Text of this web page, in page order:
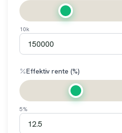
10k
Effektiv rente (%)
5%